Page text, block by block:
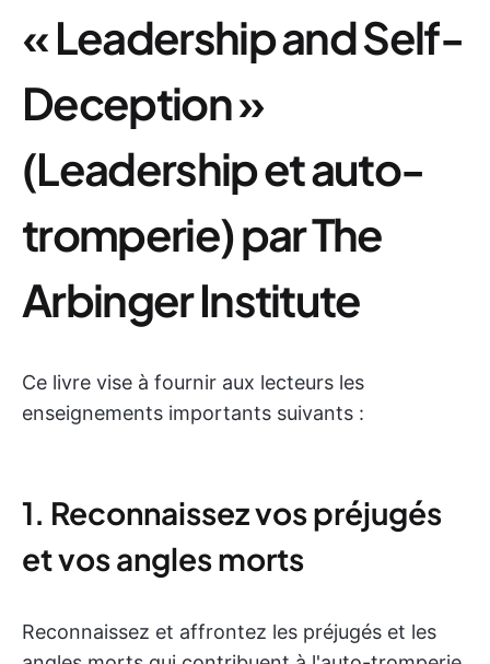
« Leadership and Self-
Deception »
(Leadership et auto-
tromperie) par The
Arbinger Institute
Ce livre vise à fournir aux lecteurs les
enseignements importants suivants :
1. Reconnaissez vos préjugés
et vos angles morts
Reconnaissez et affrontez les préjugés et les